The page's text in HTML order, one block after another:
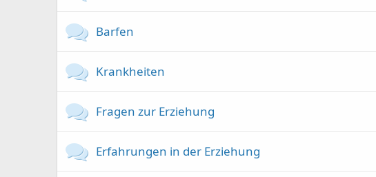
Barfen
Krankheiten
Fragen zur Erziehung
Erfahrungen in der Erziehung